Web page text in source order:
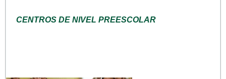
CENTROS DE NIVEL PREESCOLAR